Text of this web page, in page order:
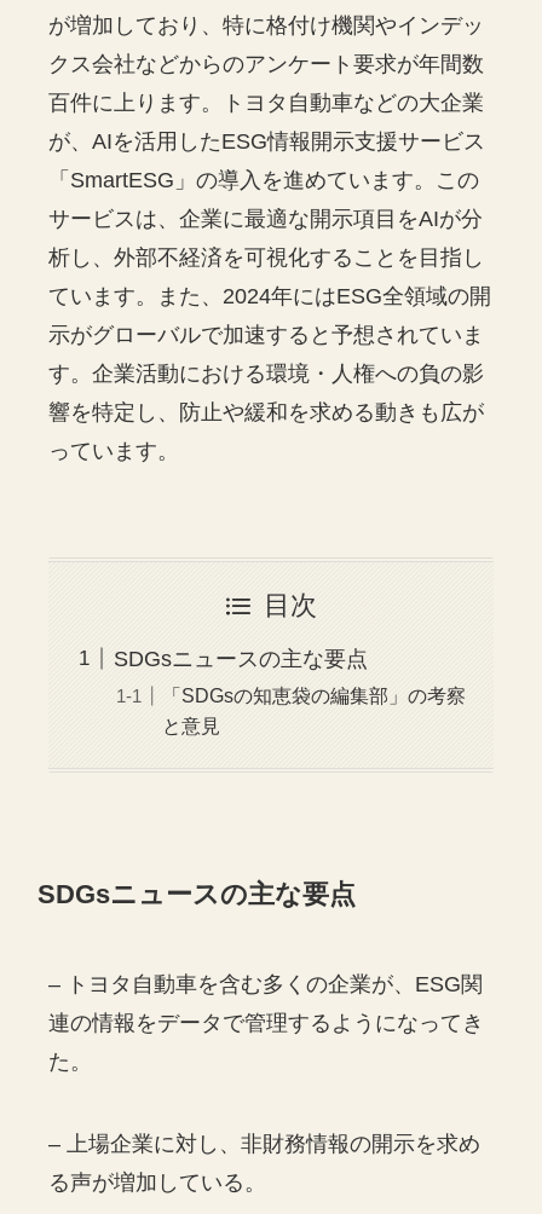
が増加しており、特に格付け機関やインデッ
クス会社などからのアンケート要求が年間数
百件に上ります。トヨタ自動車などの大企業
が、AIを活用したESG情報開示支援サービス
「SmartESG」の導入を進めています。この
サービスは、企業に最適な開示項目をAIが分
析し、外部不経済を可視化することを目指し
ています。また、2024年にはESG全領域の開
示がグローバルで加速すると予想されていま
す。企業活動における環境・人権への負の影
響を特定し、防止や緩和を求める動きも広が
っています。
目次
SDGsニュースの主な要点
「SDGsの知恵袋の編集部」の考察
と意見
SDGsニュースの主な要点
– トヨタ自動車を含む多くの企業が、ESG関
連の情報をデータで管理するようになってき
た。
– 上場企業に対し、非財務情報の開示を求め
る声が増加している。